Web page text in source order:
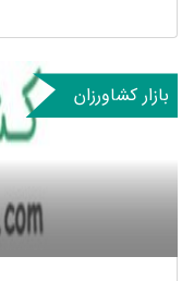
بازار کشاورزان